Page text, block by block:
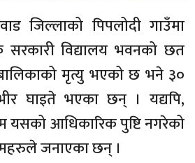
जिल्लाको पिपलोदी गाउँमा
सरकारी विद्यालय भवनको छत
मृत्यु भएको छ भने ३०
घाइते भएका छन् । यद्यपि,
यसको आधिकारिक पुष्टि नगरेको
जनाएका छन् ।